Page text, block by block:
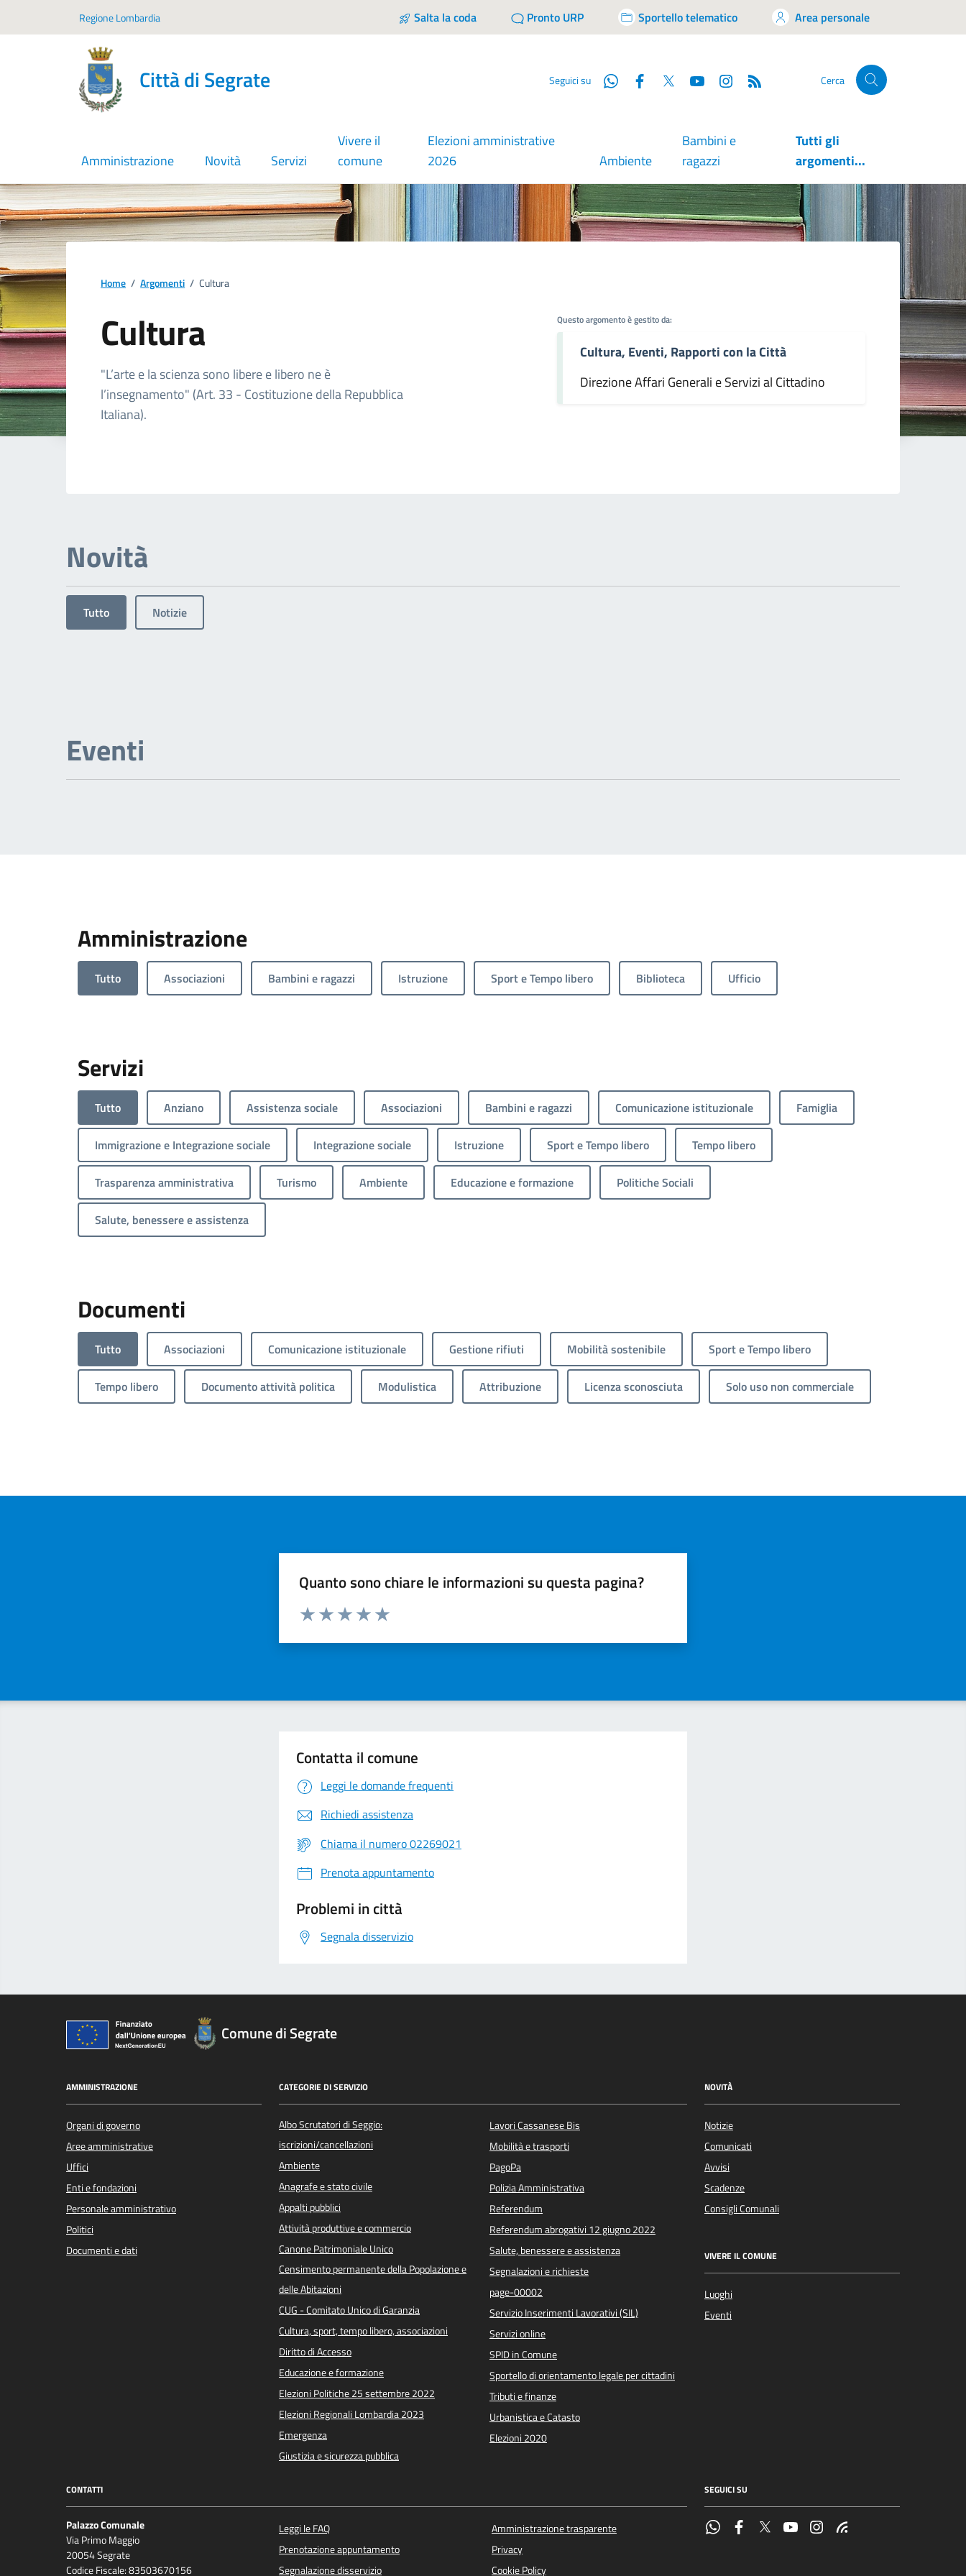
Regione Lombardia Salta la coda Pronto URP Sportello telematico Area personale
Città di Segrate Seguici su WhatsappFacebook
Twitter YouTube Cerca
Amministrazione Novità Servizi
Vivere il
comune
Elezioni amministrative
2026
Ambiente
Bambini e
ragazzi
Tutti gli
argomenti...
Home / Argomenti / Cultura
Cultura
Dettagli dell'argomento
"L’arte e la scienza sono libere e libero ne è
l’insegnamento" (Art. 33 - Costituzione della Repubblica
Italiana).
Questo argomento è gestito da:
Cultura, Eventi, Rapporti con la Città
Direzione Affari Generali e Servizi al Cittadino
Novità
Tutto Notizie
Eventi
Amministrazione
Tutto Associazioni Bambini e ragazzi Istruzione Sport e Tempo libero Biblioteca Ufficio
Servizi
Tutto Anziano Assistenza sociale Associazioni Bambini e ragazzi Comunicazione istituzionale Famiglia
Immigrazione e Integrazione sociale Integrazione sociale Istruzione Sport e Tempo libero Tempo libero
Trasparenza amministrativa Turismo Ambiente Educazione e formazione Politiche Sociali
Salute, benessere e assistenza
Documenti
Tutto Associazioni Comunicazione istituzionale Gestione rifiuti Mobilità sostenibile Sport e Tempo libero
Tempo libero Documento attività politica Modulistica Attribuzione Licenza sconosciuta Solo uso non commerciale
Quanto sono chiare le informazioni su questa pagina?
Valuta da 1 a 5 stelle la pagina
Contatta il comune
Leggi le domande frequenti
Richiedi assistenza
Chiama il numero 02269021
Prenota appuntamento
Problemi in città
Segnala disservizio
Comune di Segrate
AMMINISTRAZIONE
Organi di governo
Aree amministrative
Uffici
Enti e fondazioni
Personale amministrativo
Politici
Documenti e dati
CATEGORIE DI SERVIZIO
Albo Scrutatori di Seggio:
iscrizioni/cancellazioni
Ambiente
Anagrafe e stato civile
Appalti pubblici
Attività produttive e commercio
Canone Patrimoniale Unico
Censimento permanente della Popolazione e
delle Abitazioni
CUG - Comitato Unico di Garanzia
Cultura, sport, tempo libero, associazioni
Diritto di Accesso
Educazione e formazione
Elezioni Politiche 25 settembre 2022
Elezioni Regionali Lombardia 2023
Emergenza
Giustizia e sicurezza pubblica
Lavori Cassanese Bis
Mobilità e trasporti
PagoPa
Polizia Amministrativa
Referendum
Referendum abrogativi 12 giugno 2022
Salute, benessere e assistenza
Segnalazioni e richieste
page-00002
Servizio Inserimenti Lavorativi (SIL)
Servizi online
SPID in Comune
Sportello di orientamento legale per cittadini
Tributi e finanze
Urbanistica e Catasto
Elezioni 2020
NOVITÀ
Notizie
Comunicati
Avvisi
Scadenze
Consigli Comunali
VIVERE IL COMUNE
Luoghi
Eventi
CONTATTI
Palazzo Comunale
Via Primo Maggio
20054 Segrate
Codice Fiscale: 83503670156
Leggi le FAQ
Prenotazione appuntamento
Segnalazione disservizio
Amministrazione trasparente
Privacy
Cookie Policy
SEGUICI SU